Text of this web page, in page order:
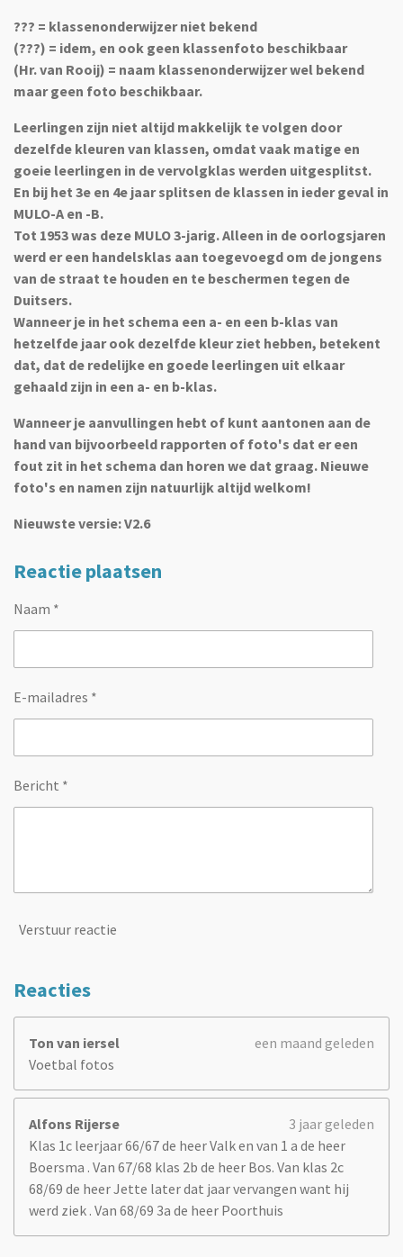
??? = klassenonderwijzer niet bekend
(???) = idem, en ook geen klassenfoto beschikbaar
(Hr. van Rooij) = naam klassenonderwijzer wel bekend
maar geen foto beschikbaar.
Leerlingen zijn niet altijd makkelijk te volgen door
dezelfde kleuren van klassen, omdat vaak matige en
goeie leerlingen in de vervolgklas werden uitgesplitst.
En bij het 3e en 4e jaar splitsen de klassen in ieder geval in
MULO-A en -B.
Tot 1953 was deze MULO 3-jarig. Alleen in de oorlogsjaren
werd er een handelsklas aan toegevoegd om de jongens
van de straat te houden en te beschermen tegen de
Duitsers.
Wanneer je in het schema een a- en een b-klas van
hetzelfde jaar ook dezelfde kleur ziet hebben, betekent
dat, dat de redelijke en goede leerlingen uit elkaar
gehaald zijn in een a- en b-klas.
Wanneer je aanvullingen hebt of kunt aantonen aan de
hand van bijvoorbeeld rapporten of foto's dat er een
fout zit in het schema dan horen we dat graag. Nieuwe
foto's en namen zijn natuurlijk altijd welkom!
Nieuwste versie: V2.6
Reactie plaatsen
Naam *
E-mailadres *
Bericht *
Verstuur reactie
Reacties
Ton van iersel
een maand geleden
Voetbal fotos
Alfons Rijerse
3 jaar geleden
Klas 1c leerjaar 66/67 de heer Valk en van 1 a de heer
Boersma . Van 67/68 klas 2b de heer Bos. Van klas 2c
68/69 de heer Jette later dat jaar vervangen want hij
werd ziek . Van 68/69 3a de heer Poorthuis